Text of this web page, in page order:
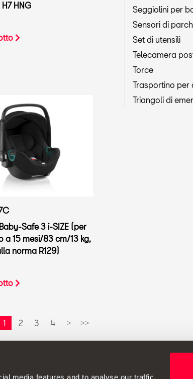
media features and to analyse our traffic.
HNG
Safe 3 i-SIZE (per
a 15 mesi/83 cm/13 kg,
norma R129)
1 2 3 4 > >>
Seggiolini per
Sensori di
Set di utensili
Telecamera
Torce
Trasportino per
Triangoli di
prodotto e si riserva il diritto di apportare modifiche alle